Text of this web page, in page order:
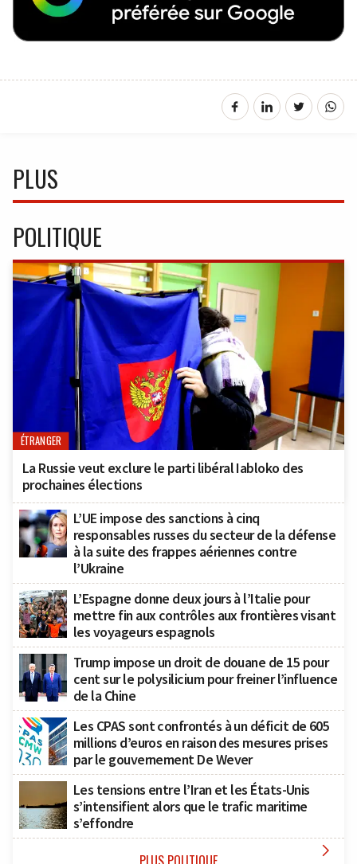
PLUS
POLITIQUE
ÉTRANGER
La Russie veut exclure le parti libéral Iabloko des
prochaines élections
L’UE impose des sanctions à cinq
responsables russes du secteur de la défense
à la suite des frappes aériennes contre
l’Ukraine
L’Espagne donne deux jours à l’Italie pour
mettre fin aux contrôles aux frontières visant
les voyageurs espagnols
Trump impose un droit de douane de 15 pour
cent sur le polysilicium pour freiner l’influence
de la Chine
Les CPAS sont confrontés à un déficit de 605
millions d’euros en raison des mesures prises
par le gouvernement De Wever
Les tensions entre l’Iran et les États-Unis
s’intensifient alors que le trafic maritime
s’effondre
